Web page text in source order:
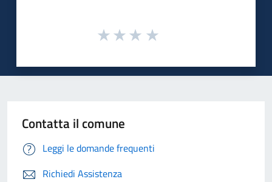
Contatta il comune
Leggi le domande frequenti
Richiedi Assistenza